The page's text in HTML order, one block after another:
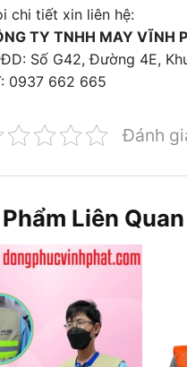
chi tiết xin liên hệ:
TY TNHH MAY VĨNH
Số G42, Đường 4E,
0937 662 665
Đánh
Liên Quan